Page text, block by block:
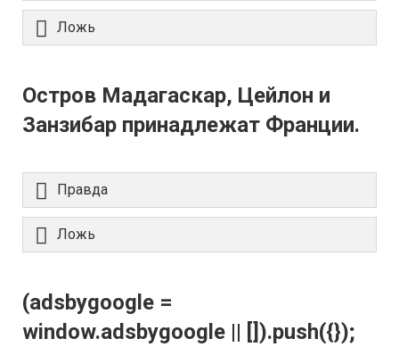
Ложь
Остров Мадагаскар, Цейлон и
Занзибар принадлежат Франции.
Правда
Ложь
(adsbygoogle =
window.adsbygoogle || []).push({});